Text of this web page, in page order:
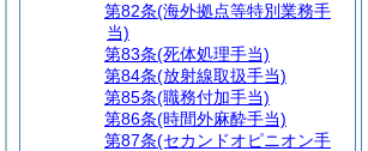
第82条(海外拠点等特別業務手
当)
第83条(死体処理手当)
第84条(放射線取扱手当)
第85条(職務付加手当)
第86条(時間外麻酔手当)
第87条(セカンドオピニオン手